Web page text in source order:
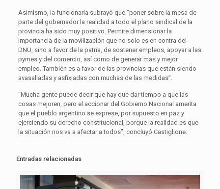
Asimismo, la funcionaria subrayó que “poner sobre la mesa de
parte del gobernador la realidad a todo el plano sindical de la
provincia ha sido muy positivo. Permite dimensionar la
importancia de la movilización que no solo es en contra del
DNU, sino a favor de la patria, de sostener empleos, apoyar a las
pymes y del comercio, así como de generar más y mejor
empleo. También es a favor de las provincias que están siendo
avasalladas y asfixiadas con muchas de las medidas”.
“Mucha gente puede decir que hay que dar tiempo a que las
cosas mejoren, pero el accionar del Gobierno Nacional amerita
que el pueblo argentino se exprese, por supuesto en paz y
ejerciendo su derecho constitucional, porque la realidad es que
la situación nos va a afectar a todos”, concluyó Castiglione.
Entradas relacionadas